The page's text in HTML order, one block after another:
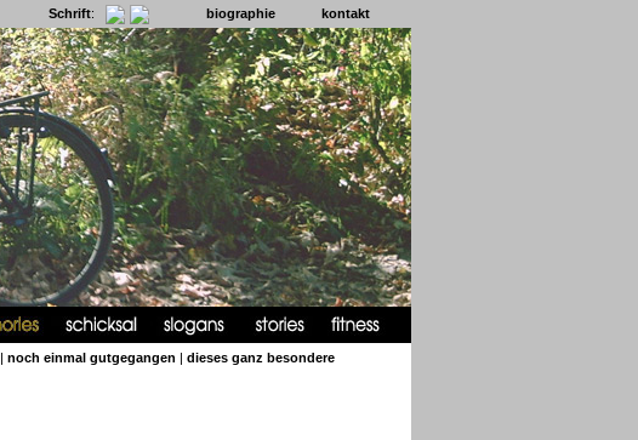
Schrift: biographie kontakt
|noch einmal gutgegangen |dieses ganz besondere